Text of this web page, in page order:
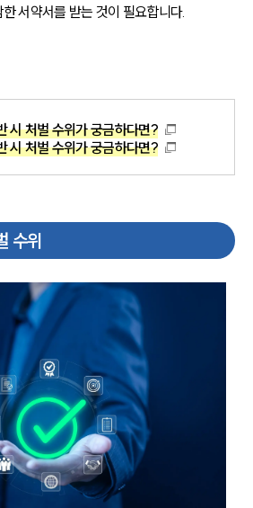
서약서를 받는 것이 필요합니다.
시 처벌 수위가 궁금하다면?
시 처벌 수위가 궁금하다면?
수위